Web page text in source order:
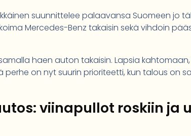
suunnittelee palaavansa Suomeen jo
Mercedes-Benz takaisin sekä vihdoin
haen auton takaisin. Lapsia
perhe on nyt suurin prioriteetti, kun talous on
viinapullot roskiin ja